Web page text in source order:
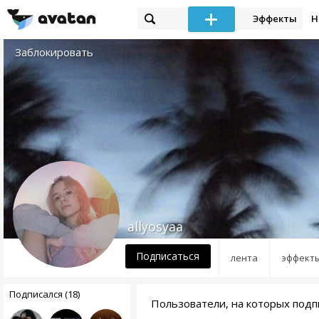
Эффекты
Заблокировать
лента
allyosyaa
Подписаться
Подписался (18)
Пользователи, на которых